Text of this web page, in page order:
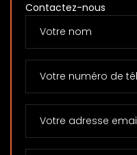
Contactez-nous